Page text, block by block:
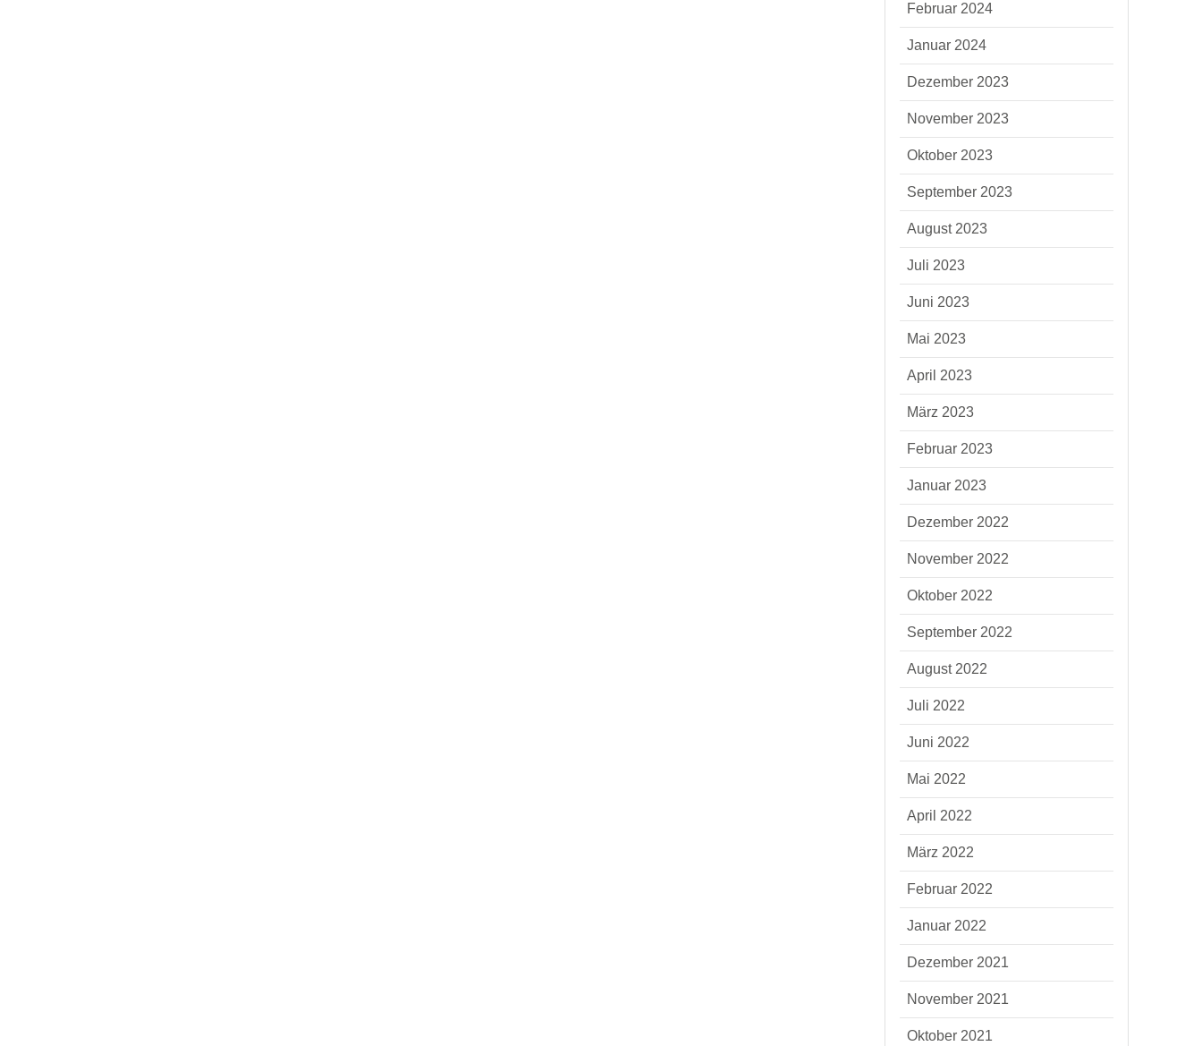
Februar 2024
Januar 2024
Dezember 2023
November 2023
Oktober 2023
September 2023
August 2023
Juli 2023
Juni 2023
Mai 2023
April 2023
März 2023
Februar 2023
Januar 2023
Dezember 2022
November 2022
Oktober 2022
September 2022
August 2022
Juli 2022
Juni 2022
Mai 2022
April 2022
März 2022
Februar 2022
Januar 2022
Dezember 2021
November 2021
Oktober 2021